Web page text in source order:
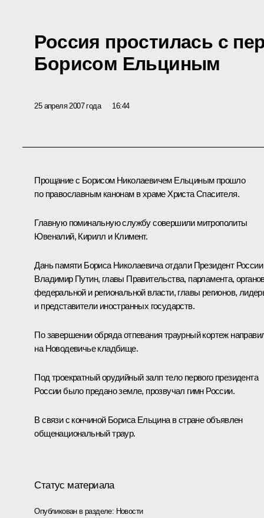
Россия простилась с
Борисом Ельциным
25 апреля 2007 года 16:44
Прощание с Борисом Николаевичем Ельциным прошло
по православным канонам в храме Христа Спасителя.
Главную поминальную службу совершили митрополиты
Ювеналий, Кирилл и Климент.
Дань памяти Бориса Николаевича отдали Президент России
Владимир Путин, главы Правительства, парламента,
федеральной и региональной власти, главы регионов,
и представители иностранных государств.
По завершении обряда отпевания траурный кортеж
на Новодевичье кладбище.
Под троекратный орудийный залп тело первого президента
России было предано земле, прозвучал гимн России.
В связи с кончиной Бориса Ельцина в стране объявлен
общенациональный траур.
Статус материала
Опубликован в разделе: Новости